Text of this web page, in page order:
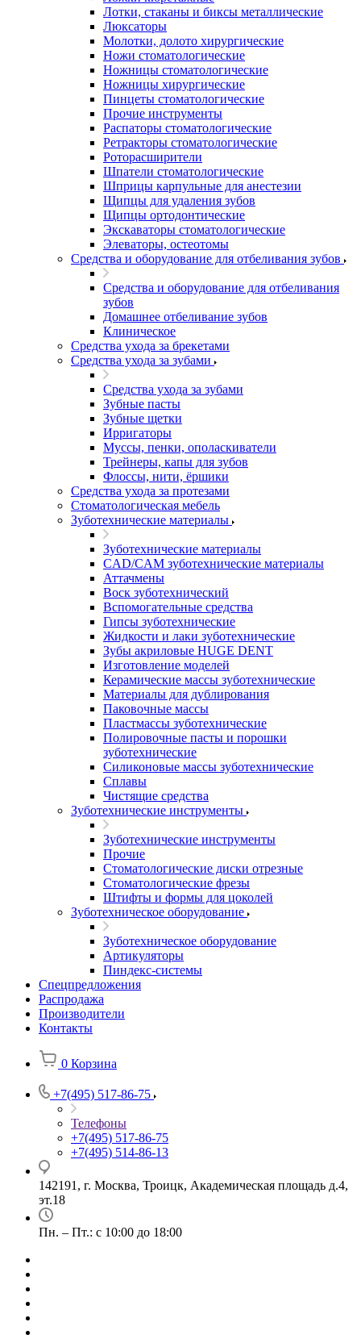
Лотки, стаканы и биксы металлические
Люксаторы
Молотки, долото хирургические
Ножи стоматологические
Ножницы стоматологические
Ножницы хирургические
Пинцеты стоматологические
Прочие инструменты
Распаторы стоматологические
Ретракторы стоматологические
Роторасширители
Шпатели стоматологические
Шприцы карпульные для анестезии
Щипцы для удаления зубов
Щипцы ортодонтические
Экскаваторы стоматологические
Элеваторы, остеотомы
Средства и оборудование для отбеливания зубов
Средства и оборудование для отбеливания
зубов
Домашнее отбеливание зубов
Клиническое
Средства ухода за брекетами
Средства ухода за зубами
Средства ухода за зубами
Зубные пасты
Зубные щетки
Ирригаторы
Муссы, пенки, ополаскиватели
Трейнеры, капы для зубов
Флоссы, нити, ёршики
Средства ухода за протезами
Стоматологическая мебель
Зуботехнические материалы
Зуботехнические материалы
CAD/CAM зуботехнические материалы
Аттачмены
Воск зуботехнический
Вспомогательные средства
Гипсы зуботехнические
Жидкости и лаки зуботехнические
Зубы акриловые HUGE DENT
Изготовление моделей
Керамические массы зуботехнические
Материалы для дублирования
Паковочные массы
Пластмассы зуботехнические
Полировочные пасты и порошки
зуботехнические
Силиконовые массы зуботехнические
Сплавы
Чистящие средства
Зуботехнические инструменты
Зуботехнические инструменты
Прочие
Стоматологические диски отрезные
Стоматологические фрезы
Штифты и формы для цоколей
Зуботехническое оборудование
Зуботехническое оборудование
Артикуляторы
Пиндекс-системы
Спецпредложения
Распродажа
Производители
Контакты
0 Корзина
+7(495) 517-86-75
Телефоны
+7(495) 517-86-75
+7(495) 514-86-13
142191, г. Москва, Троицк, Академическая площадь д.4,
эт.18
Пн. – Пт.: с 10:00 до 18:00